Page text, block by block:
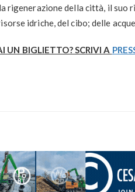
rigenerazione della città, il suo
idriche, del cibo; delle
UN BIGLIETTO? SCRIVI A